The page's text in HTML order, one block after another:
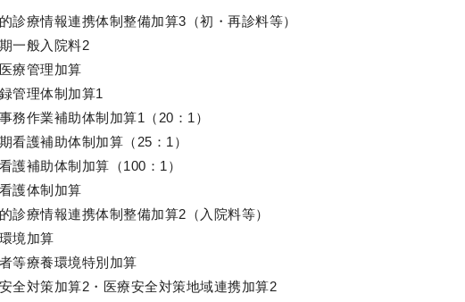
診療情報連携体制整備加算3（初・再診料等）
一般入院料2
療管理加算
管理体制加算1
務作業補助体制加算1（20：1）
看護補助体制加算（25：1）
護補助体制加算（100：1）
護体制加算
診療情報連携体制整備加算2（入院料等）
境加算
等療養環境特別加算
全対策加算2・医療安全対策地域連携加算2